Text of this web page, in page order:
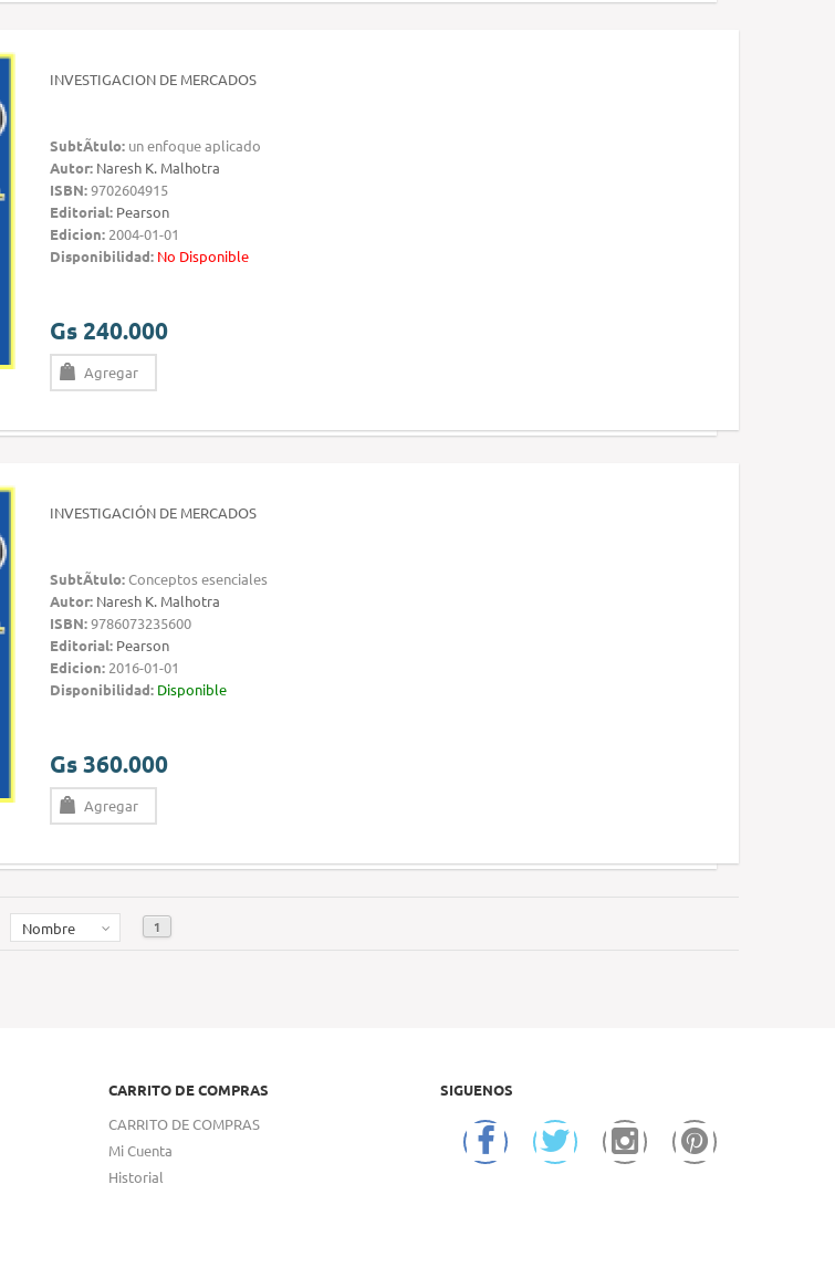
INVESTIGACION DE MERCADOS
SubtÃ­tulo: un enfoque aplicado
Autor: Naresh K. Malhotra
ISBN:9702604915
Editorial: Pearson
Edicion: 2004-01-01
Disponibilidad: No Disponible
Gs 240.000
Agregar
INVESTIGACIÓN DE MERCADOS
SubtÃ­tulo:Conceptos esenciales
Autor: Naresh K. Malhotra
ISBN:9786073235600
Editorial: Pearson
Edicion: 2016-01-01
Disponibilidad: Disponible
Gs 360.000
Agregar
Nombre 1
CARRITO DE COMPRAS
CARRITO DE COMPRAS
Mi Cuenta
Historial
SIGUENOS